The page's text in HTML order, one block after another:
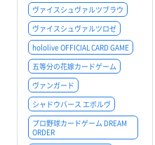
ヴァイスシュヴァルツブラウ
ヴァイスシュヴァルツロゼ
hololive OFFICIAL CARD GAME
五等分の花嫁カードゲーム
ヴァンガード
シャドウバース エボルヴ
プロ野球カードゲーム DREAM
ORDER